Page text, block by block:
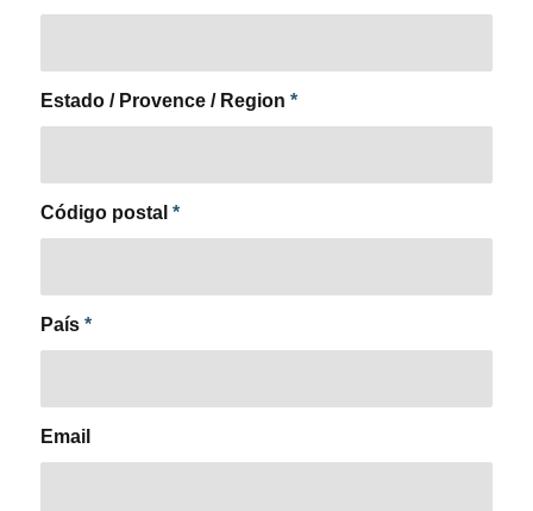
Estado / Provence / Region *
Código postal *
País *
Email